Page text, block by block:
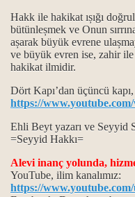
Hakk ile hakikat ıșığı
bütünleșmek ve Onun
așarak büyük evrene
ve büyük evren ise, zahir ile
hakikat ilmidir.
Dört Kapı’dan üçüncü
https://
Ehli Beyt yazarı ve Seyyid
=Seyyid Hakkı=
Alevi inanç yolunda,
YouTube, ilim kanalımız:
https://
kapısıdır...
gözü manaları…